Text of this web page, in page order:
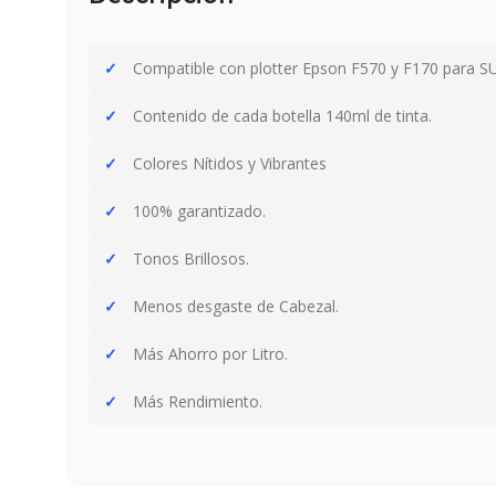
Compatible con plotter Epson F570 y F170 para
Contenido de cada botella 140ml de tinta.
Colores Nítidos y Vibrantes
100% garantizado.
Tonos Brillosos.
Menos desgaste de Cabezal.
Más Ahorro por Litro.
Más Rendimiento.